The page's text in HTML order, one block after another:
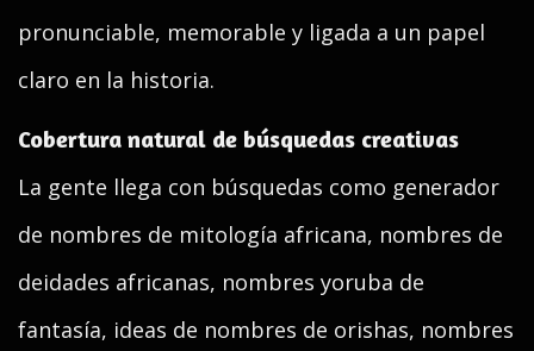
pronunciable, memorable y ligada a un papel
claro en la historia.
Cobertura natural de búsquedas creativas
La gente llega con búsquedas como generador
de nombres de mitología africana, nombres de
deidades africanas, nombres yoruba de
fantasía, ideas de nombres de orishas, nombres